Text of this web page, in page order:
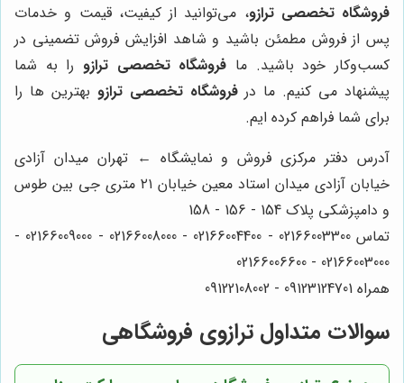
فروشگاه تخصصی ترازو، می‌توانید از کیفیت، قیمت و خدمات
پس از فروش مطمئن باشید و شاهد افزایش فروش تضمینی در
کسب‌وکار خود باشید. ما فروشگاه تخصصی ترازو را به شما
پیشنهاد می کنیم. ما درفروشگاه تخصصی ترازو بهترین ها را
برای شما فراهم کرده ایم.
آدرس دفتر مرکزی فروش و نمایشگاه ← تهران میدان آزادی
خیابان آزادی میدان استاد معین خیابان ۲۱ متری جی بین طوس
و دامپزشکی پلاک 154 - 156 - 158
تماس 02166003300 - 02166004400 - 02166008000 - 02166009000 -
02166003000 - 02166006600
همراه 09123124701 - 09122108002
سوالات متداول ترازوی فروشگاهی